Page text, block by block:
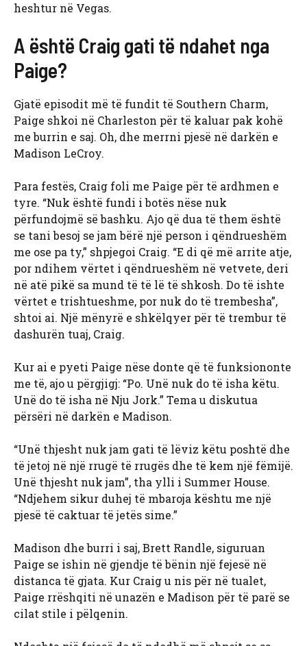
heshtur në Vegas.
A është Craig gati të ndahet nga
Paige?
Gjatë episodit më të fundit të Southern Charm,
Paige shkoi në Charleston për të kaluar pak kohë
me burrin e saj. Oh, dhe merrni pjesë në darkën e
Madison LeCroy.
Para festës, Craig foli me Paige për të ardhmen e
tyre. “Nuk është fundi i botës nëse nuk
përfundojmë së bashku. Ajo që dua të them është
se tani besoj se jam bërë një person i qëndrueshëm
me ose pa ty,” shpjegoi Craig. “E di që më arrite atje,
por ndihem vërtet i qëndrueshëm në vetvete, deri
në atë pikë sa mund të të lë të shkosh. Do të ishte
vërtet e trishtueshme, por nuk do të trembesha”,
shtoi ai. Një mënyrë e shkëlqyer për të trembur të
dashurën tuaj, Craig.
Kur ai e pyeti Paige nëse donte që të funksiononte
me të, ajo u përgjigj: “Po. Unë nuk do të isha këtu.
Unë do të isha në Nju Jork.” Tema u diskutua
përsëri në darkën e Madison.
“Unë thjesht nuk jam gati të lëviz këtu poshtë dhe
të jetoj në një rrugë të rrugës dhe të kem një fëmijë.
Unë thjesht nuk jam”, tha ylli i Summer House.
“Ndjehem sikur duhej të mbaroja kështu me një
pjesë të caktuar të jetës sime.”
Madison dhe burri i saj, Brett Randle, siguruan
Paige se ishin në gjendje të bënin një fejesë në
distanca të gjata. Kur Craig u nis për në tualet,
Paige rrëshqiti në unazën e Madison për të parë se
cilat stile i pëlqenin.